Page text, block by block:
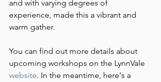
and with varying degrees of
experience, made this a vibrant and
warm gather.
You can find out more details about
upcoming workshops on the LynnVale
website. In the meantime, here's a